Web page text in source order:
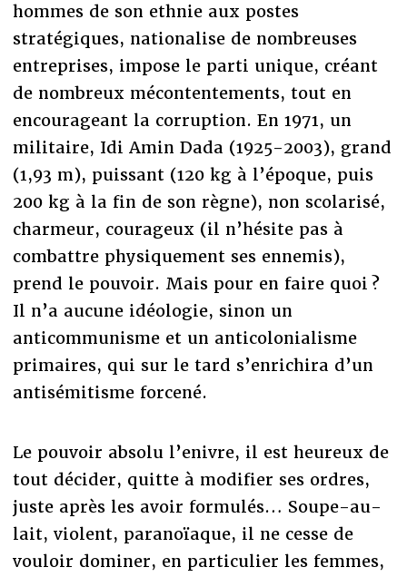
hommes de son ethnie aux postes
stratégiques, nationalise de nombreuses
entreprises, impose le parti unique, créant
de nombreux mécontentements, tout en
encourageant la corruption. En 1971, un
militaire, Idi Amin Dada (1925-2003), grand
(1,93 m), puissant (120 kg à l’époque, puis
200 kg à la fin de son règne), non scolarisé,
charmeur, courageux (il n’hésite pas à
combattre physiquement ses ennemis),
prend le pouvoir. Mais pour en faire quoi ?
Il n’a aucune idéologie, sinon un
anticommunisme et un anticolonialisme
primaires, qui sur le tard s’enrichira d’un
antisémitisme forcené.
Le pouvoir absolu l’enivre, il est heureux de
tout décider, quitte à modifier ses ordres,
juste après les avoir formulés… Soupe-au-
lait, violent, paranoïaque, il ne cesse de
vouloir dominer, en particulier les femmes,